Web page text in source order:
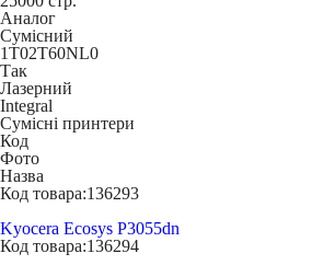
Аналог
Сумісний
1T02T60NL0
Так
Лазерний
Integral
Сумісні принтери
Код
Фото
Назва
Код товара:136293
Kyocera Ecosys P3055dn
Код товара:136294